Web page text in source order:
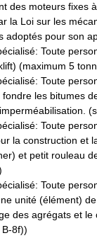
des moteurs fixes
la Loi sur les
adoptés pour son
: Toute
(maximum 5
: Toute
les bitumes
: Toute
la construction et
et petit rouleau
: Toute
unité (élément)
des agrégats et le
8f))